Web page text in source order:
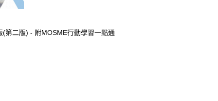
第二版) - 附MOSME行動學習一點通